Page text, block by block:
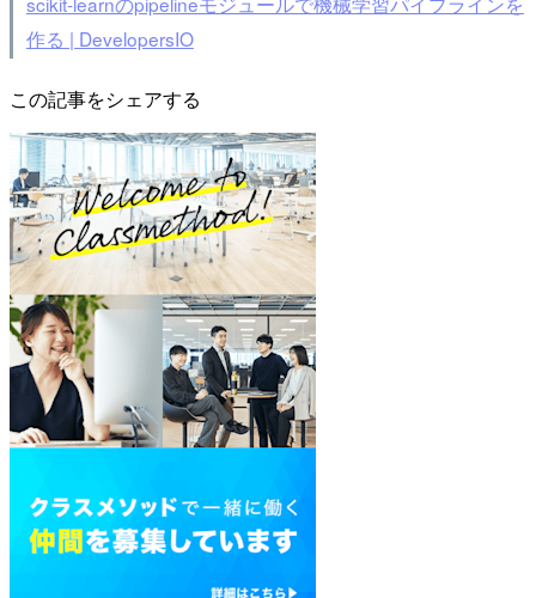
作る | DevelopersIO
この記事をシェアする